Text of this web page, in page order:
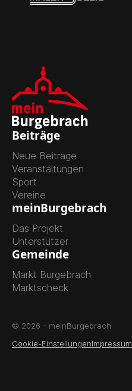
Beiträge
Neue Beiträge
Veranstaltungen
Sport
Vereine
meinBurgebrach
Das Projekt
Unterstützer
Gemeinde
Markt Burgebrach
Marktscheck
© 2026 - meinBurgebrach
Cookie-EinstellungenImpressum